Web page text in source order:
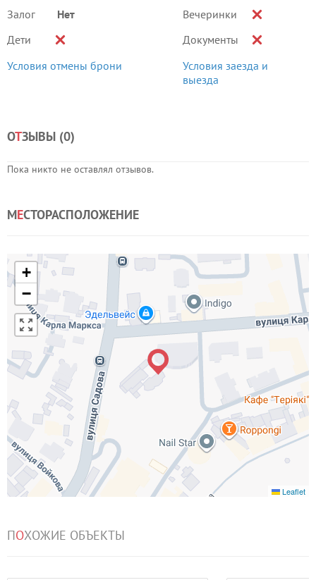
Залог
Нет
Дети
Условия отмены брони
Вечеринки
Документы
Условия заезда и
выезда
ОТЗЫВЫ (0)
Пока никто не оставлял отзывов.
МЕСТОРАСПОЛОЖЕНИЕ
+
−
Leaflet
ПОХОЖИЕ ОБЪЕКТЫ